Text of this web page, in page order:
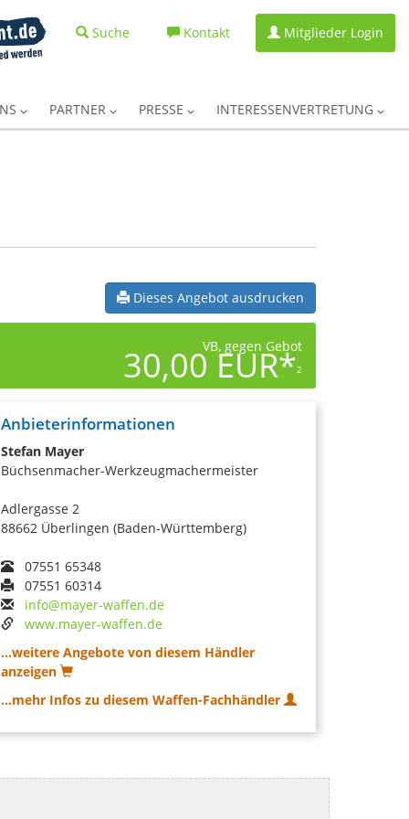
Suche Kontakt Mitglieder Login
PARTNER PRESSE INTERESSENVERTRETUNG
Dieses Angebot ausdrucken
VB, gegen Gebot
30,00 EUR*2
Anbieterinformationen
Stefan Mayer
Büchsenmacher-Werkzeugmachermeister
Adlergasse 2
88662 Überlingen (Baden-Württemberg)
07551 65348
07551 60314
info@mayer-waffen.de
www.mayer-waffen.de
...weitere Angebote von diesem Händler
anzeigen
...mehr Infos zu diesem Waffen-Fachhändler